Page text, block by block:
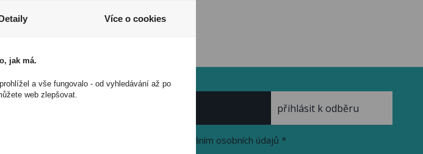
Souhlasím se zpracováním osobních údajů *
Více o cookies
jak má.
a vše fungovalo - od vyhledávání až po
web zlepšovat.